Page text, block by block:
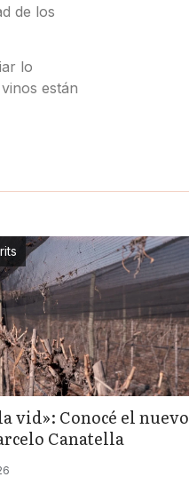
de los
lo
están
vid»: Conocé el nuevo
Canatella